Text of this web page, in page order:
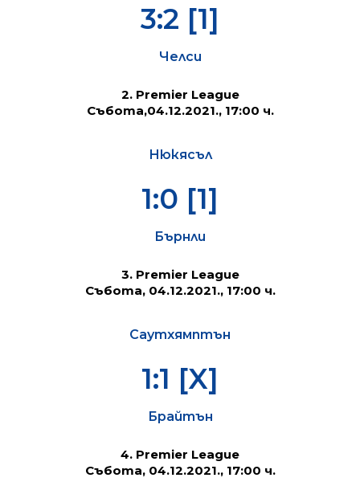
3:2 [1]
Челси
2. Premier League
Събота,04.12.2021., 17:00 ч.
Нюкясъл
1:0 [1]
Бърнли
3. Premier League
Събота, 04.12.2021., 17:00 ч.
Саутхямптън
1:1 [X]
Брайтън
4. Premier League
Събота, 04.12.2021., 17:00 ч.